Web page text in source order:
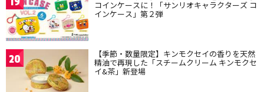
コインケースに！「サンリオキャラクターズ コ
インケース」第２弾
20 【季節・数量限定】キンモクセイの香りを天然
精油で再現した「スチームクリーム キンモクセ
イ&茶」新登場